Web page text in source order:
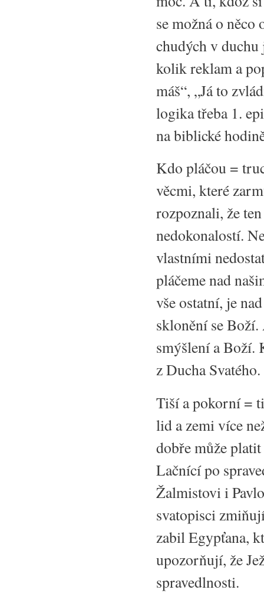
se možná o něco
chudých v duchu
kolik reklam a
máš“, „Já to
logika třeba 1.
na biblické
Kdo pláčou =
věcmi, které
rozpoznali, že
nedokonalostí.
vlastními
pláčeme nad
vše ostatní, je
sklonění se Boží.
smýšlení a Boží.
z Ducha
Tiší a pokorní =
lid a zemi více
dobře může
Lačnící po
Žalmistovi i
svatopisci
zabil Egypťana,
upozorňují, že
spravedlnosti.